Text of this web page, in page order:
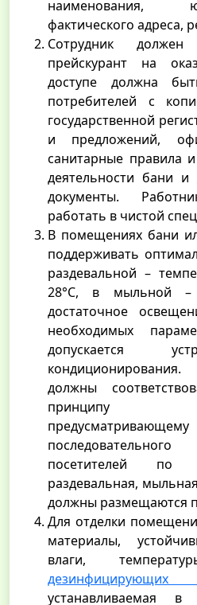
наименования,
фактического адреса,
Сотрудник
прейскурант на
доступе должна
потребителей с
государственной
и предложений,
санитарные правила
деятельности бани и
документы.
работать в чистой
В помещениях бани
поддерживать
раздевальной –
28°C, в мыльной
достаточное
необходимых
допускается
должны
принципу
посетителей по
раздевальная,
должны размещаются
Для отделки
материалы,
влаги,
дезинфицирующих
устанавливаемая